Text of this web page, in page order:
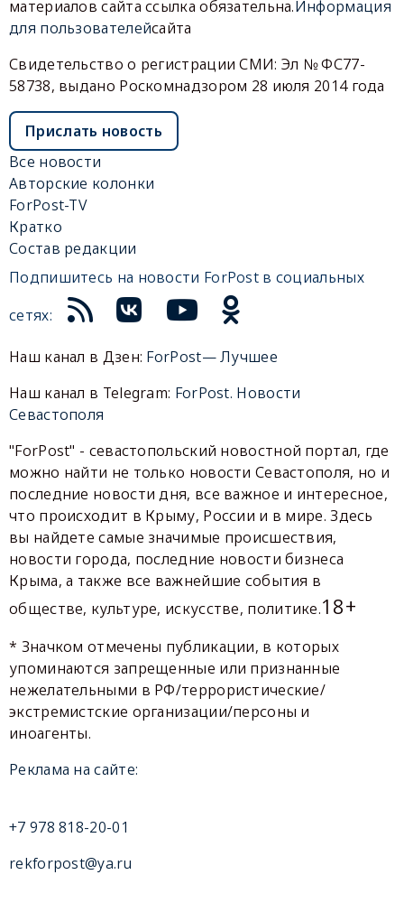
материалов сайта ссылка обязательна.Информация
для пользователейсайта
Свидетельство о регистрации СМИ: Эл № ФС77-
58738, выдано Роскомнадзором 28 июля 2014 года
Прислать новость
Все новости
Авторские колонки
ForPost-TV
Кратко
Состав редакции
Подпишитесь на новости ForPost в социальных
сетях:
Наш канал в Дзен: ForPost— Лучшее
Наш канал в Telegram: ForPost. Новости
Севастополя
"ForPost" - севастопольский новостной портал, где
можно найти не только новости Севастополя, но и
последние новости дня, все важное и интересное,
что происходит в Крыму, России и в мире. Здесь
вы найдете самые значимые происшествия,
новости города, последние новости бизнеса
Крыма, а также все важнейшие события в
обществе, культуре, искусстве, политике.18+
* Значком отмечены публикации, в которых
упоминаются запрещенные или признанные
нежелательными в РФ/террористические/
экстремистские организации/персоны и
иноагенты.
Реклама на сайте:
+7 978 818-20-01
rekforpost@ya.ru